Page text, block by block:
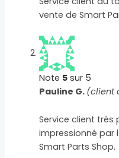
vente de Smart
Note 5 sur 5
Pauline G. (client
Service client très
impressionné par
Smart Parts Shop.